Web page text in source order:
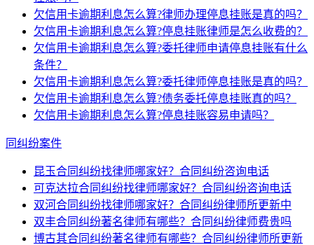
欠信用卡逾期利息怎么算?律师办理停息挂账是真的吗？
欠信用卡逾期利息怎么算?停息挂账律师是怎么收费的？
欠信用卡逾期利息怎么算?委托律师申请停息挂账有什么
条件？
欠信用卡逾期利息怎么算?委托律师停息挂账是真的吗？
欠信用卡逾期利息怎么算?债务委托停息挂账真的吗？
欠信用卡逾期利息怎么算?停息挂账容易申请吗？
同纠纷案件
昆玉合同纠纷找律师哪家好？合同纠纷咨询电话
可克达拉合同纠纷找律师哪家好？合同纠纷咨询电话
双河合同纠纷找律师哪家好？合同纠纷律师所更新中
双丰合同纠纷著名律师有哪些？合同纠纷律师费贵吗
博古其合同纠纷著名律师有哪些？合同纠纷律师所更新